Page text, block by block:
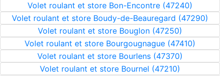
Volet roulant et store Bon-Encontre (47240)
Volet roulant et store Boudy-de-Beauregard (47290)
Volet roulant et store Bouglon (47250)
Volet roulant et store Bourgougnague (47410)
Volet roulant et store Bourlens (47370)
Volet roulant et store Bournel (47210)